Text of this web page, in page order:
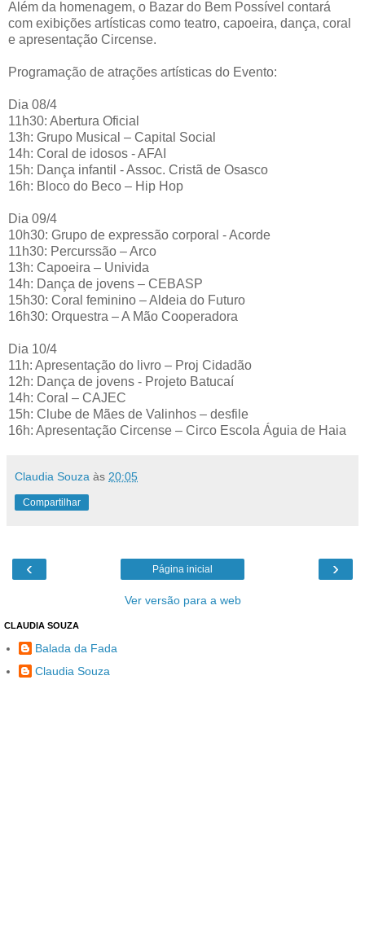
Além da homenagem, o Bazar do Bem Possível contará
com exibições artísticas como teatro, capoeira, dança, coral
e apresentação Circense.
Programação de atrações artísticas do Evento:
Dia 08/4
11h30: Abertura Oficial
13h: Grupo Musical – Capital Social
14h: Coral de idosos - AFAI
15h: Dança infantil - Assoc. Cristã de Osasco
16h: Bloco do Beco – Hip Hop
Dia 09/4
10h30: Grupo de expressão corporal - Acorde
11h30: Percurssão – Arco
13h: Capoeira – Univida
14h: Dança de jovens – CEBASP
15h30: Coral feminino – Aldeia do Futuro
16h30: Orquestra – A Mão Cooperadora
Dia 10/4
11h: Apresentação do livro – Proj Cidadão
12h: Dança de jovens - Projeto Batucaí
14h: Coral – CAJEC
15h: Clube de Mães de Valinhos – desfile
16h: Apresentação Circense – Circo Escola Águia de Haia
Claudia Souza às 20:05
Compartilhar
‹ ›
Página inicial
Ver versão para a web
CLAUDIA SOUZA
Balada da Fada
Claudia Souza